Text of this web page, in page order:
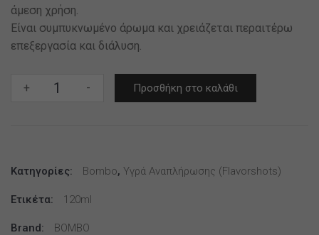
άμεση χρήση.
Είναι συμπυκνωμένο άρωμα και χρειάζεται περαιτέρω
επεξεργασία και διάλυση.
+
Bombo
Juan
Reserve
120ml
- Προσθήκη στο καλάθι
Κατηγορίες: Bombo, Υγρά Αναπλήρωσης (flavorshots)
Ετικέτα: 120ml
Brand: BOMBO